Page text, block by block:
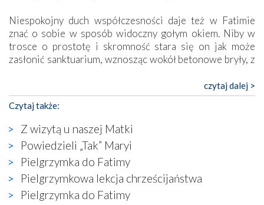
Niespokojny duch współczesności daje też w Fatimie
znać o sobie w sposób widoczny gołym okiem. Niby w
trosce o prostotę i skromność stara się on jak może
zasłonić sanktuarium, wznosząc wokół betonowe bryły, z
katolickiego kultu. Tylko co wspólnego z żywą,
autentyczną wiarą mogą mieć płaskie, szare bunkry albo
kaplice, w których Tabernakulum przypomina bardziej
skrzynkę na narzędzia? Albo co powiedzieć o ustawionym
tuż przy nowej bazylice wielkim krzyżu, na którym
zamiast Chrystusa umieszczono dziwaczną postać jakby
wyjętą ze starożytnych hieroglifów? W kulturowym
kontekście naszych czasów to raczej karykatura niż godny
wizerunek Zbawiciela…
czytaj dalej >
Czytaj także:
Z wizytą u naszej Matki
Powiedzieli „Tak” Maryi
Pielgrzymka do Fatimy
Pielgrzymkowa lekcja chrześcijaństwa
Pielgrzymka do Fatimy